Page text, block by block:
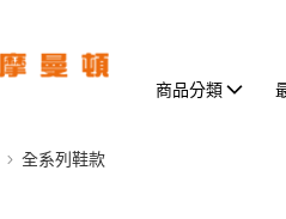
商品分類
全系列鞋款